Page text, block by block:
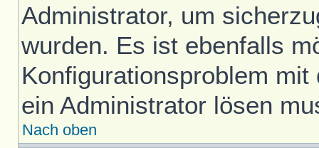
Administrator, um
wurden. Es ist ebenfalls
Konfigurationsproblem
ein Administrator lösen
Nach oben